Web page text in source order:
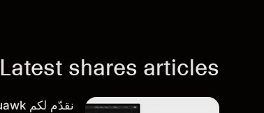
Latest shares articles
نقدّم لكم Newsquawk: بوابتكم الجديدة للأخبار من داخل المنصة